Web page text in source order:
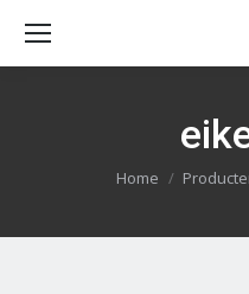
Je bent hier:
Home